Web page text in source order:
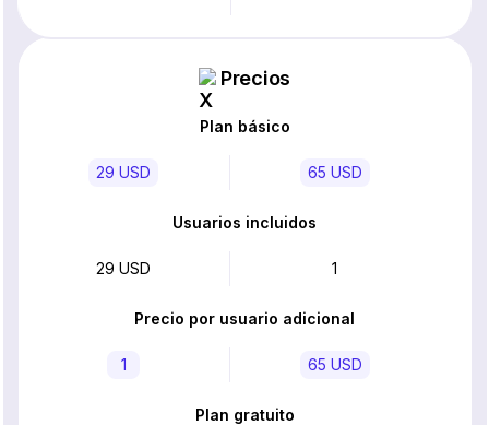
Precios
Plan básico
29 USD 65 USD
Usuarios incluidos
29 USD 1
Precio por usuario adicional
1 65 USD
Plan gratuito